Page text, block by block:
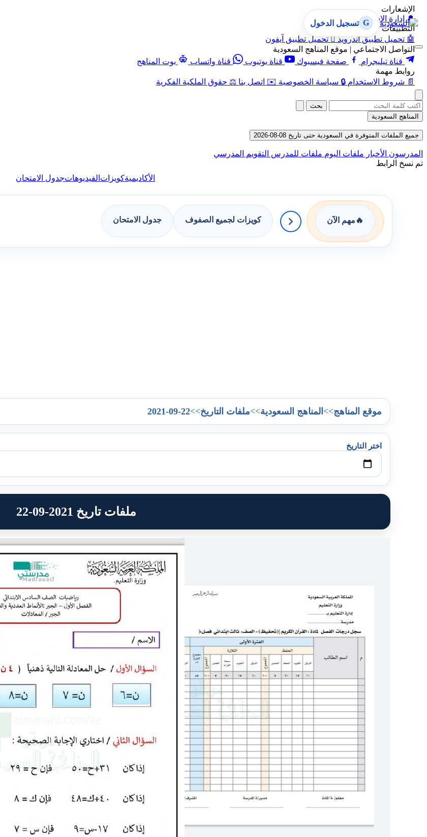
الإشعارات
🔔 إدارة الإشعارات
التطبيقات
🤖 تحميل تطبيق أندرويد  تحميل تطبيق آيفون
التواصل الاجتماعي | موقع المناهج السعودية
قناة تيليجرام
صفحة فيسبوك قناة يوتيوب قناة واتساب
بوت المناهج
روابط مهمة
📄 شروط الاستخدام 🔒 سياسة الخصوصية ✉️ اتصل بنا ⚖️ حقوق الملكية الفكرية
G تسجيل الدخول
بحث
المناهج السعودية
جميع الملفات المتوفرة في السعودية حتى تاريخ 08-08-2026
المدرسون الأخبار ملفات اليوم ملفات للمدرس التقويم المدرسي
تم نسخ الرابط
الأكاديميةكويزات الفيديوهاتجدول الامتحان
🔥 مهم الآن كويزات لجميع الصفوف جدول الامتحان
موقع المناهج>> المناهج السعودية>>ملفات التاريخ>>
2021-09-22
اختر التاريخ
ملفات تاريخ 2021-09-22